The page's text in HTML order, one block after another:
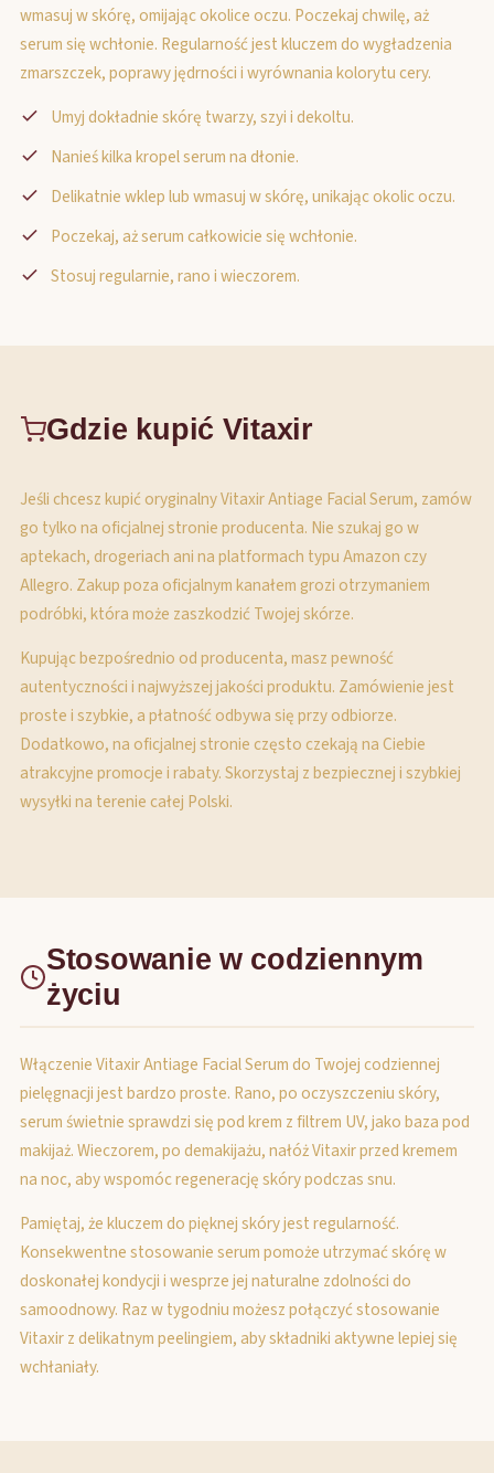
wmasuj w skórę, omijając okolice oczu. Poczekaj chwilę, aż
serum się wchłonie. Regularność jest kluczem do wygładzenia
zmarszczek, poprawy jędrności i wyrównania kolorytu cery.
Umyj dokładnie skórę twarzy, szyi i dekoltu.
Nanieś kilka kropel serum na dłonie.
Delikatnie wklep lub wmasuj w skórę, unikając okolic oczu.
Poczekaj, aż serum całkowicie się wchłonie.
Stosuj regularnie, rano i wieczorem.
Gdzie kupić Vitaxir
Jeśli chcesz kupić oryginalny Vitaxir Antiage Facial Serum, zamów
go tylko na oficjalnej stronie producenta. Nie szukaj go w
aptekach, drogeriach ani na platformach typu Amazon czy
Allegro. Zakup poza oficjalnym kanałem grozi otrzymaniem
podróbki, która może zaszkodzić Twojej skórze.
Kupując bezpośrednio od producenta, masz pewność
autentyczności i najwyższej jakości produktu. Zamówienie jest
proste i szybkie, a płatność odbywa się przy odbiorze.
Dodatkowo, na oficjalnej stronie często czekają na Ciebie
atrakcyjne promocje i rabaty. Skorzystaj z bezpiecznej i szybkiej
wysyłki na terenie całej Polski.
Stosowanie w codziennym
życiu
Włączenie Vitaxir Antiage Facial Serum do Twojej codziennej
pielęgnacji jest bardzo proste. Rano, po oczyszczeniu skóry,
serum świetnie sprawdzi się pod krem z filtrem UV, jako baza pod
makijaż. Wieczorem, po demakijażu, nałóż Vitaxir przed kremem
na noc, aby wspomóc regenerację skóry podczas snu.
Pamiętaj, że kluczem do pięknej skóry jest regularność.
Konsekwentne stosowanie serum pomoże utrzymać skórę w
doskonałej kondycji i wesprze jej naturalne zdolności do
samoodnowy. Raz w tygodniu możesz połączyć stosowanie
Vitaxir z delikatnym peelingiem, aby składniki aktywne lepiej się
wchłaniały.